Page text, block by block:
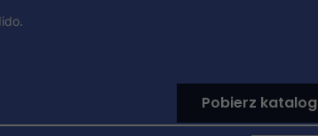
Pobierz katalog